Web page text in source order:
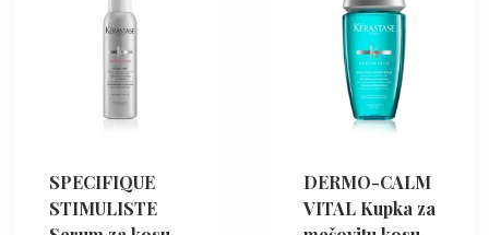
SPECIFIQUE
STIMULISTE
DERMO-CALM
VITAL Kupka za